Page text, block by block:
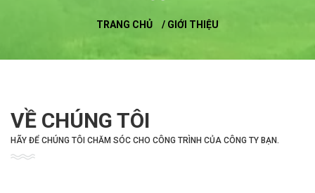
TRANG CHỦ / GIỚI THIỆU
VỀ CHÚNG TÔI
HÃY ĐỂ CHÚNG TÔI CHĂM SÓC CHO CÔNG TRÌNH CỦA CÔNG TY BẠN.